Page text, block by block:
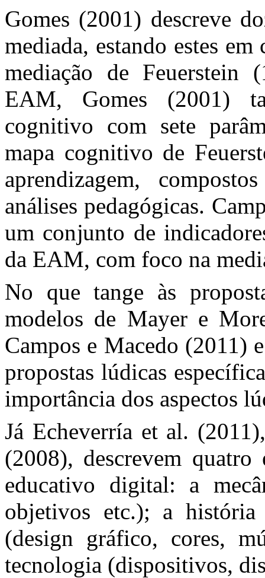
Gomes (2001) descreve
mediada, estando estes
mediação de Feuerstein
EAM, Gomes (2001)
cognitivo com sete
mapa cognitivo de
aprendizagem,
análises pedagógicas.
um conjunto de
da EAM, com foco na
No que tange às
modelos de Mayer e
Campos e Macedo (2011)
propostas lúdicas
importância dos aspectos
Já Echeverría et al.
(2008), descrevem
educativo digital: a
objetivos etc.); a
(design gráfico, cores,
tecnologia (dispositivos,